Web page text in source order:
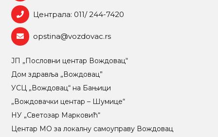
Централа: 011/ 244-7420
opstina@vozdovac.rs
ЈП „Пословни центар Вождовац“
Дом здравља „Вождовац”
УСЦ „Вождовац“ на Бањици
„Вождовачки центар – Шумице“
НУ „Светозар Марковић“
Центар МO за локалну самоуправу Вождовац